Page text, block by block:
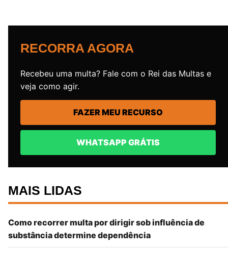
RECORRA AGORA
Recebeu uma multa? Fale com o Rei das Multas e
veja como agir.
FAZER MEU RECURSO
WHATSAPP GRÁTIS
MAIS LIDAS
Como recorrer multa por dirigir sob influência de
substância determine dependência